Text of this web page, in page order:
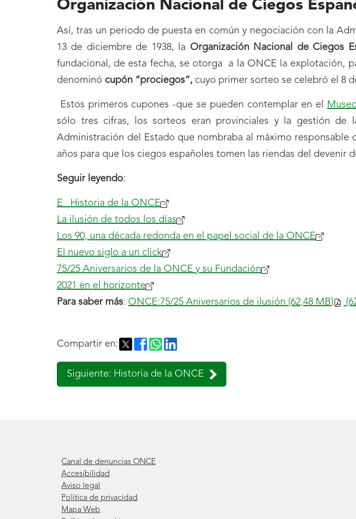
Organización Nacional de Ciegos
Así, tras un periodo de puesta en común y negociación con la
13 de diciembre de 1938, la Organización Nacional de Ciegos
fundacional, de esta fecha, se otorga a la ONCE la explotación,
denominó cupón “prociegos”, cuyo primer sorteo se celebró el 8
Estos primeros cupones -que se pueden contemplar en el
sólo tres cifras, los sorteos eran provinciales y la gestión de
Administración del Estado que nombraba al máximo responsable
años para que los ciegos españoles tomen las riendas del devenir
Seguir leyendo:
E Historia de la ONCE
La ilusión de todos los días
Los 90, una década redonda en el papel social de la ONCE
El nuevo siglo a un click
75/25 Aniversarios de la ONCE y su Fundación
2021 en el horizonte
Para saber más: ONCE:75/25 Aniversarios de ilusión (62,48 MB)
Compartir en:
Siguiente: Historia de la ONCE
Canal de denuncias ONCE
Accesibilidad
Aviso legal
Política de privacidad
Mapa Web